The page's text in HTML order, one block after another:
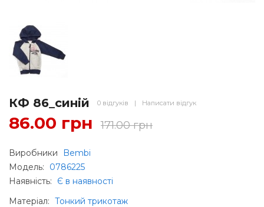
КФ 86_синій 0 відгуків | Написати відгук
86.00 грн 171.00 грн
Виробники
Bembi
Модель:
0786225
Наявність:
Є в наявності
Матеріал: Тонкий трикотаж